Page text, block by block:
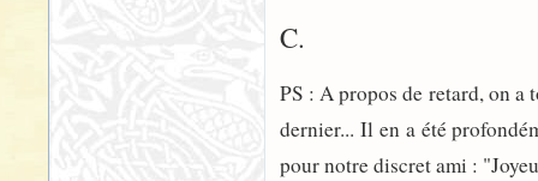
C.
PS : A propos de retard, on a
dernier... Il en a été
pour notre discret ami :